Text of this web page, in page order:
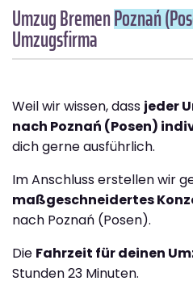
Umzug BremenPoznań
Umzugsfirma
Weil wir wissen, dass jeder
nach Poznań (Posen)
dich gerne ausführlich.
Im Anschluss erstellen wir
maßgeschneidertes
nach Poznań (Posen).
Die Fahrzeit für deinen
Stunden 23 Minuten.